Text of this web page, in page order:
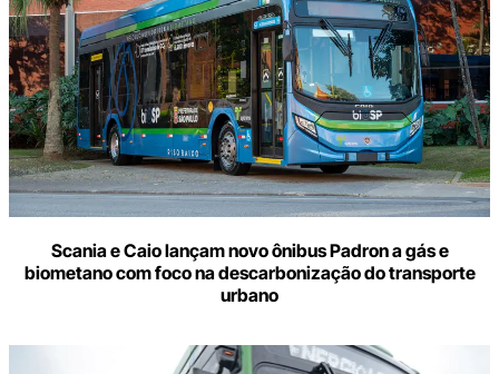
Scania e Caio lançam novo ônibus Padron a gás e
biometano com foco na descarbonização do transporte
urbano